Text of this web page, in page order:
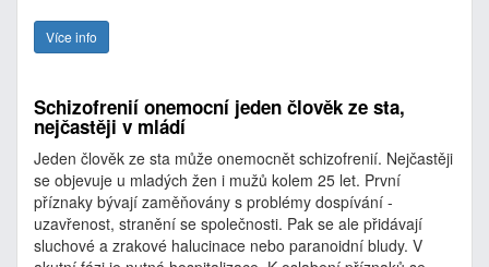
Více info
Schizofrenií onemocní jeden člověk ze sta,
nejčastěji v mládí
Jeden člověk ze sta může onemocnět schizofrenií. Nejčastěji
se objevuje u mladých žen i mužů kolem 25 let. První
příznaky bývají zaměňovány s problémy dospívání -
uzavřenost, stranění se společnosti. Pak se ale přidávají
sluchové a zrakové halucinace nebo paranoidní bludy. V